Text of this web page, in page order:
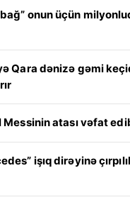
Messinin atası vəfat